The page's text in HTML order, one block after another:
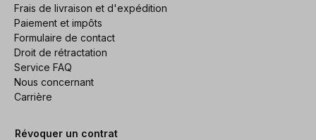
Frais de livraison et d'expédition
Paiement et impôts
Formulaire de contact
Droit de rétractation
Service FAQ
Nous concernant
Carrière
Révoquer un contrat